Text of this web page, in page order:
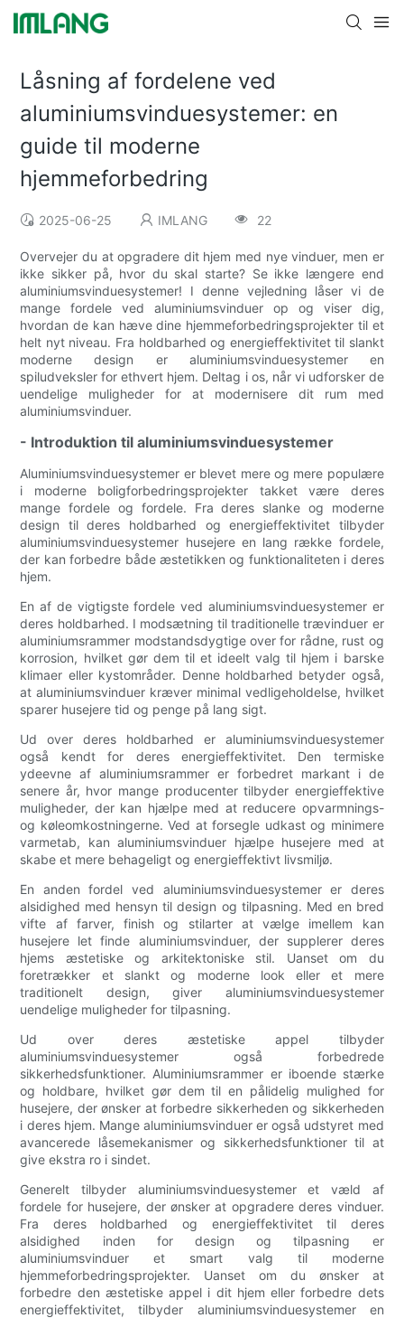
Låsning af fordelene ved
aluminiumsvinduesystemer: en
guide til moderne
hjemmeforbedring
2025-06-25 IMLANG 22
Overvejer du at opgradere dit hjem med nye vinduer, men er
ikke sikker på, hvor du skal starte? Se ikke længere end
aluminiumsvinduesystemer! I denne vejledning låser vi de
mange fordele ved aluminiumsvinduer op og viser dig,
hvordan de kan hæve dine hjemmeforbedringsprojekter til et
helt nyt niveau. Fra holdbarhed og energieffektivitet til slankt
moderne design er aluminiumsvinduesystemer en
spiludveksler for ethvert hjem. Deltag i os, når vi udforsker de
uendelige muligheder for at modernisere dit rum med
aluminiumsvinduer.
- Introduktion til aluminiumsvinduesystemer
Aluminiumsvinduesystemer er blevet mere og mere populære
i moderne boligforbedringsprojekter takket være deres
mange fordele og fordele. Fra deres slanke og moderne
design til deres holdbarhed og energieffektivitet tilbyder
aluminiumsvinduesystemer husejere en lang række fordele,
der kan forbedre både æstetikken og funktionaliteten i deres
hjem.
En af de vigtigste fordele ved aluminiumsvinduesystemer er
deres holdbarhed. I modsætning til traditionelle trævinduer er
aluminiumsrammer modstandsdygtige over for rådne, rust og
korrosion, hvilket gør dem til et ideelt valg til hjem i barske
klimaer eller kystområder. Denne holdbarhed betyder også,
at aluminiumsvinduer kræver minimal vedligeholdelse, hvilket
sparer husejere tid og penge på lang sigt.
Ud over deres holdbarhed er aluminiumsvinduesystemer
også kendt for deres energieffektivitet. Den termiske
ydeevne af aluminiumsrammer er forbedret markant i de
senere år, hvor mange producenter tilbyder energieffektive
muligheder, der kan hjælpe med at reducere opvarmnings-
og køleomkostningerne. Ved at forsegle udkast og minimere
varmetab, kan aluminiumsvinduer hjælpe husejere med at
skabe et mere behageligt og energieffektivt livsmiljø.
En anden fordel ved aluminiumsvinduesystemer er deres
alsidighed med hensyn til design og tilpasning. Med en bred
vifte af farver, finish og stilarter at vælge imellem kan
husejere let finde aluminiumsvinduer, der supplerer deres
hjems æstetiske og arkitektoniske stil. Uanset om du
foretrækker et slankt og moderne look eller et mere
traditionelt design, giver aluminiumsvinduesystemer
uendelige muligheder for tilpasning.
Ud over deres æstetiske appel tilbyder
aluminiumsvinduesystemer også forbedrede
sikkerhedsfunktioner. Aluminiumsrammer er iboende stærke
og holdbare, hvilket gør dem til en pålidelig mulighed for
husejere, der ønsker at forbedre sikkerheden og sikkerheden
i deres hjem. Mange aluminiumsvinduer er også udstyret med
avancerede låsemekanismer og sikkerhedsfunktioner til at
give ekstra ro i sindet.
Generelt tilbyder aluminiumsvinduesystemer et væld af
fordele for husejere, der ønsker at opgradere deres vinduer.
Fra deres holdbarhed og energieffektivitet til deres
alsidighed inden for design og tilpasning er
aluminiumsvinduer et smart valg til moderne
hjemmeforbedringsprojekter. Uanset om du ønsker at
forbedre den æstetiske appel i dit hjem eller forbedre dets
energieffektivitet, tilbyder aluminiumsvinduesystemer en